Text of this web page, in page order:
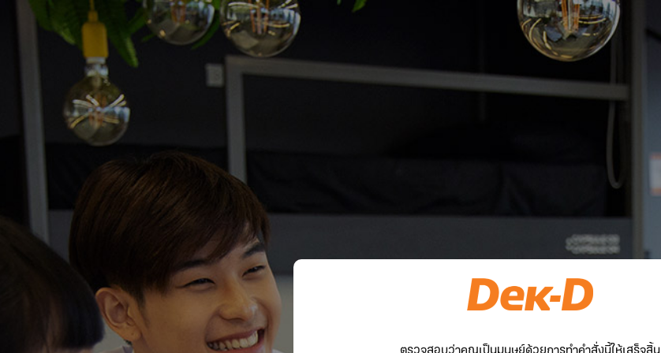
ตรวจสอบว่าคุณเป็นมนุษย์ด้วยการทำคำสั่งนี้ให้เสร็จสิ้น